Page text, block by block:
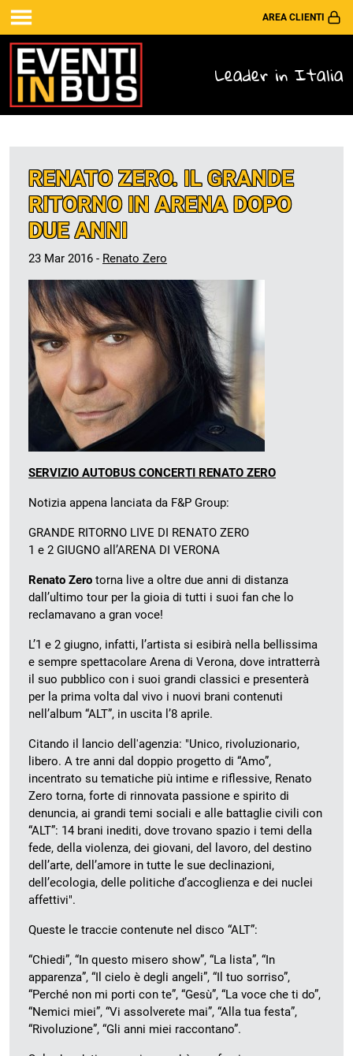
AREA CLIENTI
Leader in Italia
RENATO ZERO. IL GRANDE
RITORNO IN ARENA DOPO
DUE ANNI
23 Mar 2016 - Renato Zero
SERVIZIO AUTOBUS CONCERTI RENATO ZERO
Notizia appena lanciata da F&P Group:
GRANDE RITORNO LIVE DI RENATO ZERO
1 e 2 GIUGNO all’ARENA DI VERONA
Renato Zero torna live a oltre due anni di distanza
dall’ultimo tour per la gioia di tutti i suoi fan che lo
reclamavano a gran voce!
L’1 e 2 giugno, infatti, l’artista si esibirà nella bellissima
e sempre spettacolare Arena di Verona, dove intratterrà
il suo pubblico con i suoi grandi classici e presenterà
per la prima volta dal vivo i nuovi brani contenuti
nell’album “ALT”, in uscita l’8 aprile.
Citando il lancio dell'agenzia: "Unico, rivoluzionario,
libero. A tre anni dal doppio progetto di “Amo”,
incentrato su tematiche più intime e riflessive, Renato
Zero torna, forte di rinnovata passione e spirito di
denuncia, ai grandi temi sociali e alle battaglie civili con
“ALT”: 14 brani inediti, dove trovano spazio i temi della
fede, della violenza, dei giovani, del lavoro, del destino
dell’arte, dell’amore in tutte le sue declinazioni,
dell’ecologia, delle politiche d’accoglienza e dei nuclei
affettivi".
Queste le traccie contenute nel disco “ALT”:
“Chiedi”, “In questo misero show”, “La lista”, “In
apparenza”, “Il cielo è degli angeli”, “Il tuo sorriso”,
“Perché non mi porti con te”, “Gesù”, “La voce che ti do”,
“Nemici miei”, “Vi assolverete mai”, “Alla tua festa”,
“Rivoluzione”, “Gli anni miei raccontano”.